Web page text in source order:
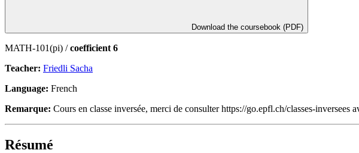
Download the coursebook (PDF)
MATH-101(pi) /coefficient 6
Teacher: Friedli Sacha
Language: French
Remarque: Cours en classe inversée, merci de consulter https://go.epfl.ch/classes-inversees
Résumé